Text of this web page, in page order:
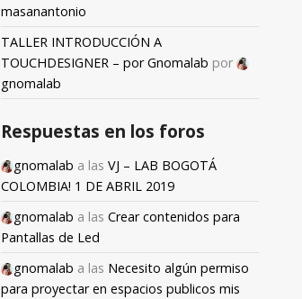
masanantonio
TALLER INTRODUCCIÓN A
TOUCHDESIGNER – por Gnomalab por
gnomalab
Respuestas en los foros
gnomalab a las VJ – LAB BOGOTÁ
COLOMBIA! 1 DE ABRIL 2019
gnomalab a las Crear contenidos para
Pantallas de Led
gnomalab a las Necesito algún permiso
para proyectar en espacios publicos mis